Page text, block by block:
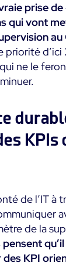
prise
qui vont
priorité d’ici
ne le
KPIs
de l’IT à
de la
KPI